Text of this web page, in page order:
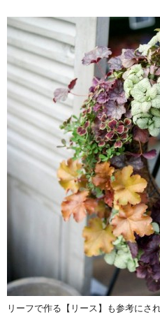
リーフで作る【リース】も参考にさ